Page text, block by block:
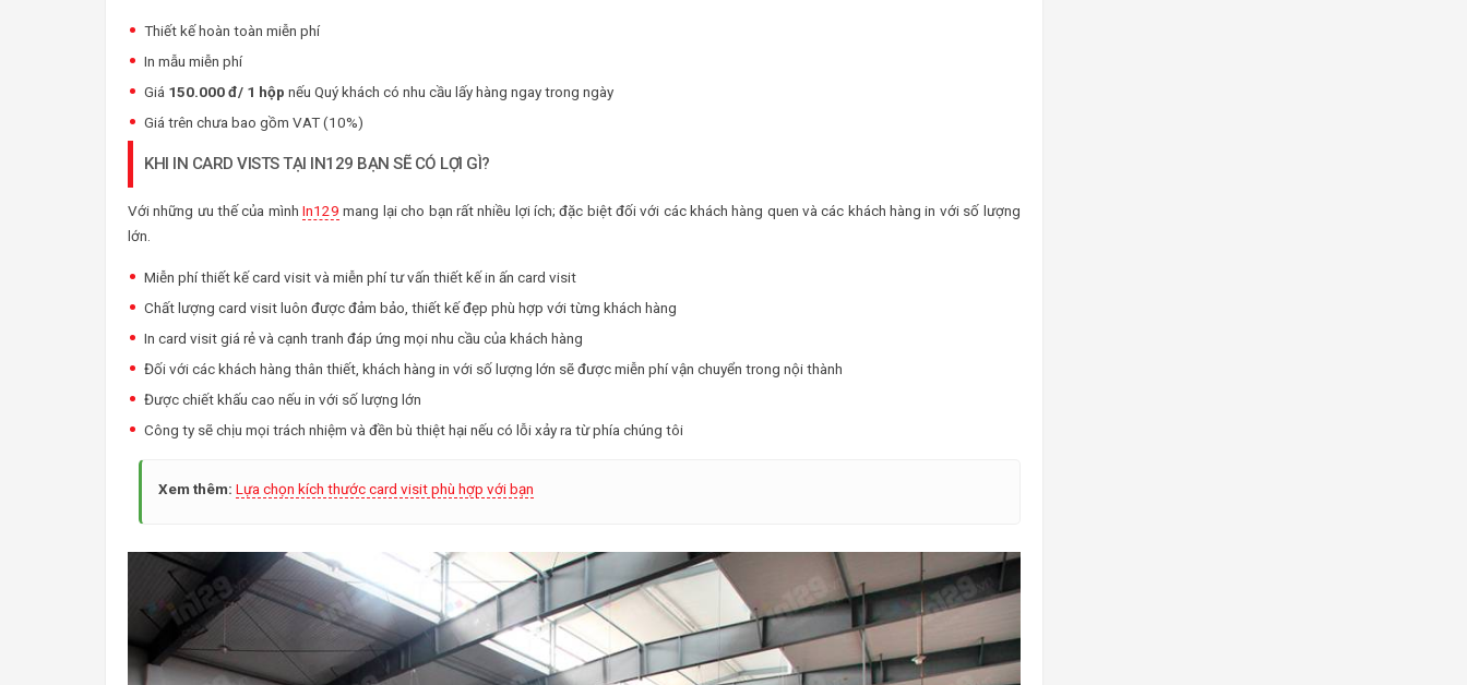
Thiết kế hoàn toàn miễn phí
In mẫu miễn phí
Giá 150.000 đ/ 1 hộp nếu Quý khách có nhu cầu lấy hàng ngay trong ngày
Giá trên chưa bao gồm VAT (10%)
KHI IN CARD VISTS TẠI IN129 BẠN SẼ CÓ LỢI GÌ?
Với những ưu thế của mìnhIn129 mang lại cho bạn rất nhiều lợi ích; đặc biệt đối với các khách hàng quen và các khách hàng in với số lượng
lớn.
Miễn phí thiết kế card visit và miễn phí tư vấn thiết kế in ấn card visit
Chất lượng card visit luôn được đảm bảo, thiết kế đẹp phù hợp với từng khách hàng
In card visit giá rẻ và cạnh tranh đáp ứng mọi nhu cầu của khách hàng
Đối với các khách hàng thân thiết, khách hàng in với số lượng lớn sẽ được miễn phí vận chuyển trong nội thành
Được chiết khấu cao nếu in với số lượng lớn
Công ty sẽ chịu mọi trách nhiệm và đền bù thiệt hại nếu có lỗi xảy ra từ phía chúng tôi
Xem thêm: Lựa chọn kích thước card visit phù hợp với bạn